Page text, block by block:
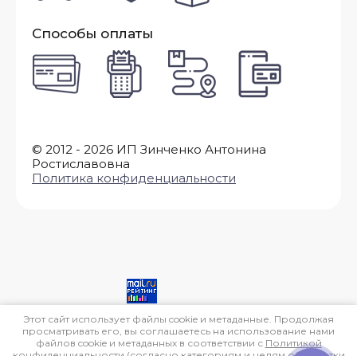
© 2012 - 2026 ИП Зинченко Антонина
Ростиславовна
Политика конфиденциальности
Способы оплаты
E-mail адрес: *
Этот сайт использует файлы cookie и метаданные. Продолжая
просматривать его, вы соглашаетесь на использование нами
файлов cookie и метаданных в соответствии с Политикой